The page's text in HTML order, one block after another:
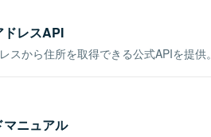
ドレスAPI
スから住所を取得できる公式APIを提供。
ニュアル